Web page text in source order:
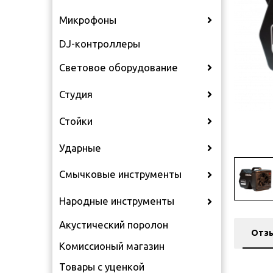
Микрофоны
DJ-контроллеры
Световое оборудование
Студия
Стойки
Ударные
Смычковые инструменты
Народные инструменты
Акустический поролон
Комиссионый магазин
Товары с уценкой